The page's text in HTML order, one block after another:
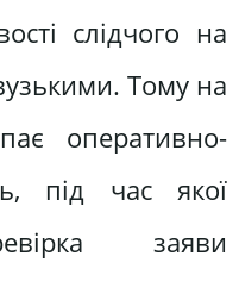
слідчого на
Тому на
оперативно-
під час якої
заяви